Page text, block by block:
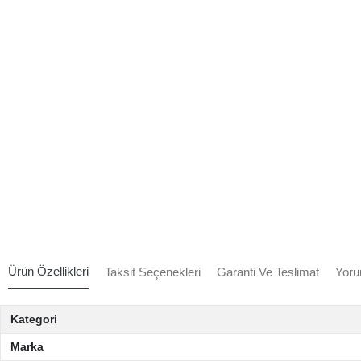
Ürün Özellikleri Taksit Seçenekleri Garanti Ve Teslimat
Kategori
Marka